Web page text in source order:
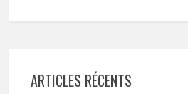
ARTICLES RÉCENTS